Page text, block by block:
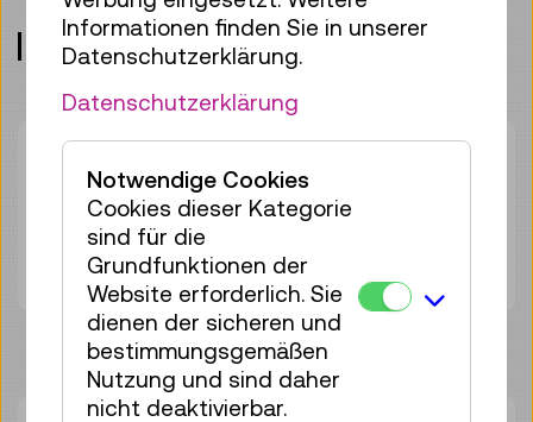
Treffpunkt: Eingangshalle, Ebene 0
Gruppengröße:25
Erwachsene€ 5,50
Unter 19 Jahren€ 5,50
Informationen finden Sie in unserer
Datenschutzerklärung.
Datenschutzerklärung
Notwendige Cookies
Cookies dieser Kategorie
sind für die
Grundfunktionen der
Website erforderlich. Sie
dienen der sicheren und
bestimmungsgemäßen
Nutzung und sind daher
nicht deaktivierbar.